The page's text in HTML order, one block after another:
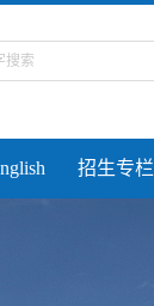
招生专栏